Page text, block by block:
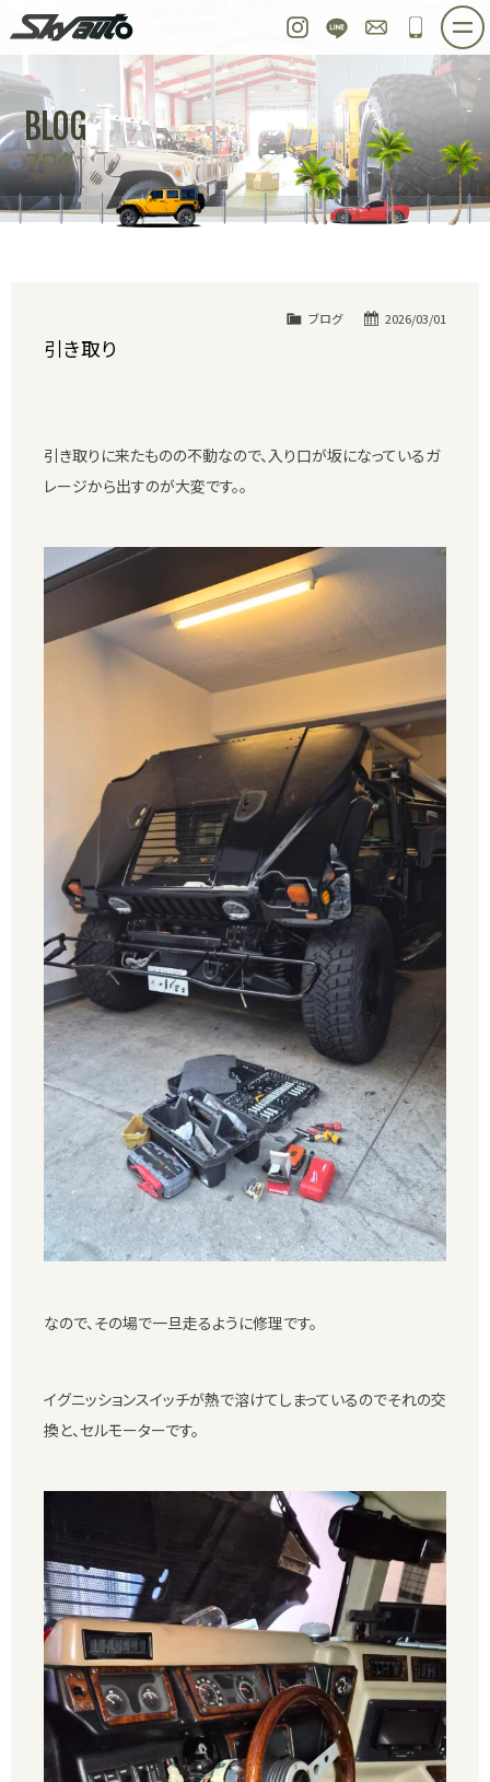
Instagram
LINE お問い合わせ
048-
ホーム 在庫車情報 ご購入プラン
整備作業実例 パーツ販売 買取＆オーダー
店舗紹介 工場紹介 会社概要
スタッフ紹介 求人情報 公式ブログ
BLOG
ブログ
2026/03/01
ブログ
引き取り
引き取りに来たものの不動なので、入り口が坂になっているガ
レージから出すのが大変です。。
なので、その場で一旦走るように修理です。
イグニッションスイッチが熱で溶けてしまっているのでそれの交
換と、セルモーターです。